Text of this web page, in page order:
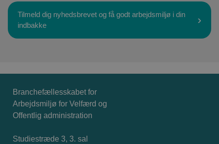
Tilmeld dig nyhedsbrevet og få godt arbejdsmiljø i din
indbakke
Branchefællesskabet for
Arbejdsmiljø for Velfærd og
Offentlig administration
Studiestræde 3, 3. sal